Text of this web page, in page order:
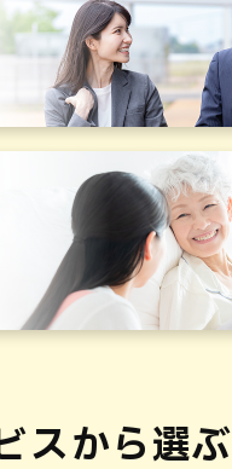
スから選ぶ